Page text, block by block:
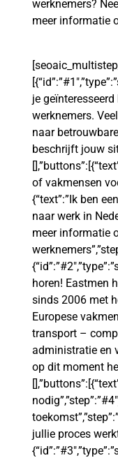
werknemers?
meer informatie
je
werknemers.
naar
beschrijft jouw
of vakmensen
{“text”:”Ik ben
naar werk in
meer informatie
horen! Eastmen
sinds 2006 met
Europese
transport –
administratie en
op dit moment
jullie proces